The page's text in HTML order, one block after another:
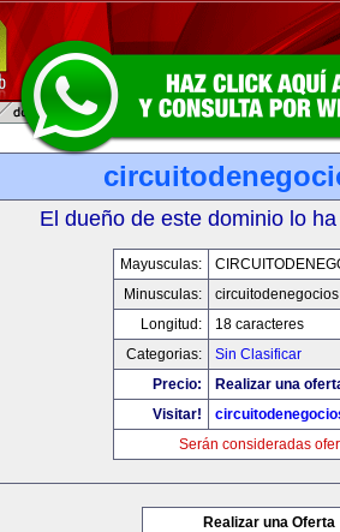
El dueño de este dominio lo
Mayusculas:
Minusculas:
Longitud:
18 caracteres
Categorias:
Sin Clasificar
Precio:
Realizar una
Visitar!
Serán consideradas
Realizar una Oferta